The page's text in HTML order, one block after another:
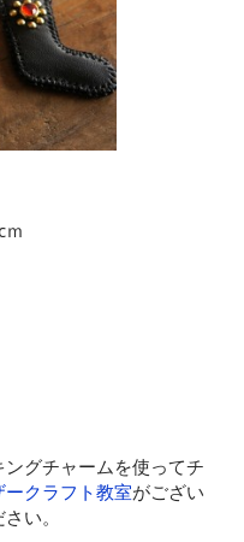
グチャームを使ってチ
ークラフト教室がござい
い。